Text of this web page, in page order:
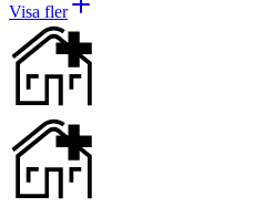
Visa fler